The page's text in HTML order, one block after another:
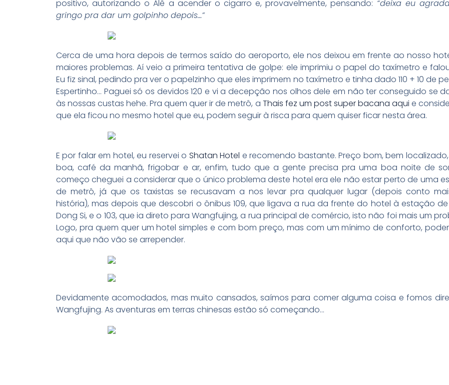
positivo, autorizando o Alê a acender o cigarro e, provavelmente, pensando: “deixa eu
gringo pra dar um golpinho depois…”
Cerca de uma hora depois de termos saído do aeroporto, ele nos deixou em frente ao nosso
maiores problemas. Aí veio a primeira tentativa de golpe: ele imprimiu o papel do taxímetro e falou
Eu fiz sinal, pedindo pra ver o papelzinho que eles imprimem no taxímetro e tinha dado 110 + 10 de
Espertinho… Paguei só os devidos 120 e vi a decepção nos olhos dele em não ter conseguido se
às nossas custas hehe. Pra quem quer ir de metrô, a Thais fez um post super bacana aqui e
que ela ficou no mesmo hotel que eu, podem seguir à risca para quem quiser ficar nesta área.
E por falar em hotel, eu reservei o Shatan Hotel e recomendo bastante. Preço bom, bem
boa, café da manhã, frigobar e ar, enfim, tudo que a gente precisa pra uma boa noite de
começo cheguei a considerar que o único problema deste hotel era ele não estar perto de uma
de metrô, já que os taxistas se recusavam a nos levar pra qualquer lugar (depois conto
história), mas depois que descobri o ônibus 109, que ligava a rua da frente do hotel à estação
Dong Si, e o 103, que ia direto para Wangfujing, a rua principal de comércio, isto não foi mais um
Logo, pra quem quer um hotel simples e com bom preço, mas com um mínimo de conforto,
aqui que não vão se arrepender.
Devidamente acomodados, mas muito cansados, saímos para comer alguma coisa e fomos
Wangfujing. As aventuras em terras chinesas estão só começando…